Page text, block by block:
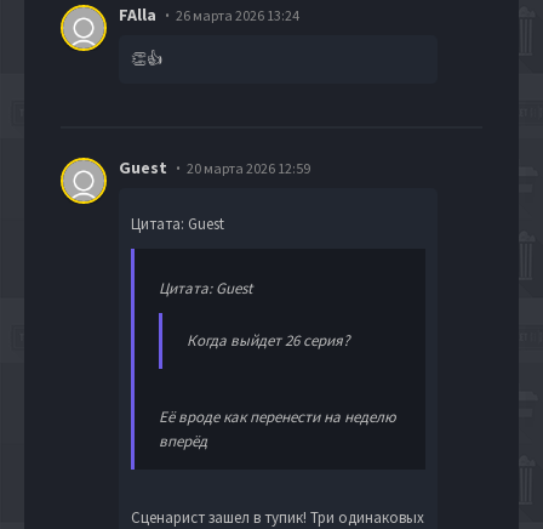
FAlla 26 марта 2026 13:24
👏👍
Guest 20 марта 2026 12:59
Цитата: Guest
Цитата: Guest
Когда выйдет 26 серия?
Её вроде как перенести на неделю
вперёд
Сценарист зашел в тупик! Три одинаковых